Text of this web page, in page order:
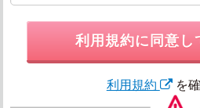
利用規約に同意し
利用規約 を